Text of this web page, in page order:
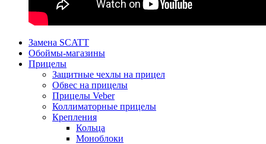
Замена SCATT
Обоймы-магазины
Прицелы
Защитные чехлы на прицел
Обвес на прицелы
Прицелы Veber
Коллиматорные прицелы
Крепления
Кольца
Моноблоки